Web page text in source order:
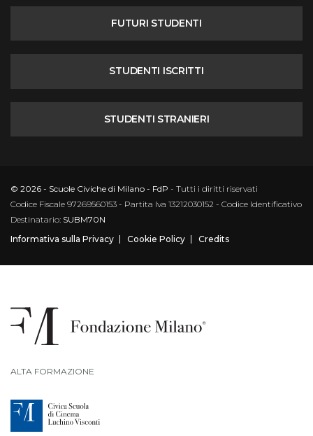
FUTURI STUDENTI
STUDENTI ISCRITTI
STUDENTI STRANIERI
© 2026 - Scuole Civiche di Milano - FdP - Tutti i diritti riservati
Codice Fiscale 97269560153 - Partita Iva 13212030152 - Codice Identificativo
Destinatario: SUBM70N
Informativa sulla Privacy
Cookie Policy Credits
ALTA FORMAZIONE